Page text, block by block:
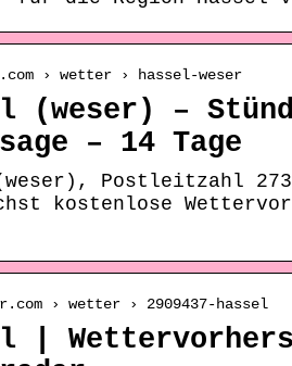
› wetter › hassel-weser
(weser) –
– 14 Tage
Postleitzahl
kostenlose
› wetter › 2909437-hassel
|